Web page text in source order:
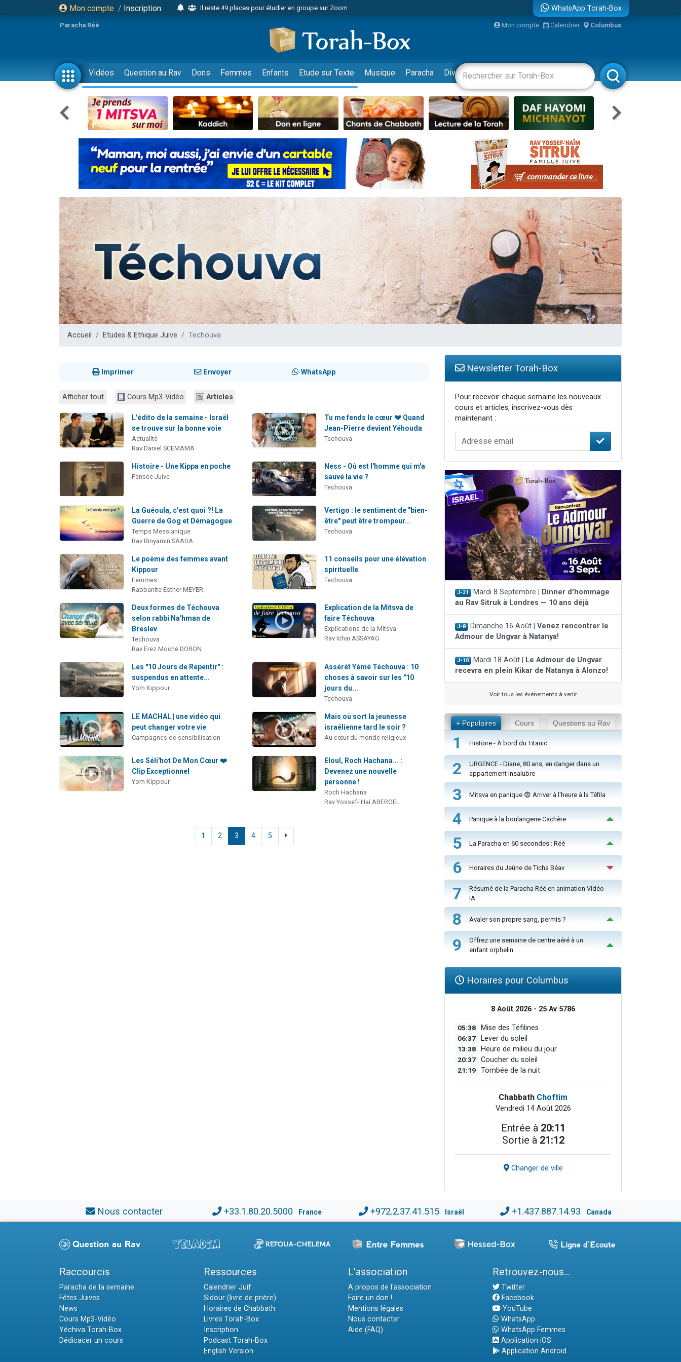
Mon compte / Inscription
Il reste 49 places pour étudier en groupe sur Zoom
2 personnes viennent de nous rejoindre sur WhatsApp
6 personnes viennent de nous rejoindre sur WhatsApp
4 personnes viennent de faire un don pour Reloger Rivka, 6 enfants, victime de violences...
2 personnes viennent de faire un don pour 1 Journée de Vacances Pour les Enfants
17 personnes viennent de demander une bénédiction
4 personnes viennent de nous rejoindre sur WhatsApp
Il reste 49 places pour étudier en groupe sur Zoom
Eva vient de donner son Maasser
4 personnes viennent de nous rejoindre sur WhatsApp
3 personnes viennent de nous rejoindre sur WhatsApp
Odaya vient de donner son Maasser
3 personnes viennent de faire un don pour 5 jours de vacances aux Orphelins
2 personnes viennent de nous rejoindre sur WhatsApp
13 personnes viennent de demander une bénédiction
30 personnes viennent de faire un don pour Sauvez la jambe de Yohan
Il reste 49 places pour étudier en groupe sur Zoom
12 nouvelles musiques dans Torah-Box Music
29 personnes viennent de demander une bénédiction
WhatsApp Torah-Box
Paracha Réé Mon compte Calendrier Columbus
Vidéos Question au Rav Dons Femmes Enfants Etude sur Texte Musique Paracha Divertissements Livres Rabbanim
Accueil Etudes & Ethique Juive Techouva
Imprimer Envoyer WhatsApp
Afficher tout Cours Mp3-Vidéo Articles
L'édito de la semaine - Israël
se trouve sur la bonne voie
Actualité
Rav Daniel SCEMAMA
Tu me fends le cœur 💔 Quand
Jean-Pierre devient Yéhouda
Techouva
Histoire - Une Kippa en poche
Pensée Juive
Ness - Où est l'homme qui m'a
sauvé la vie ?
Techouva
La Guéoula, c’est quoi ?! La
Guerre de Gog et Démagogue
Temps Messianique
Rav Binyamin SAADA
Vertigo : le sentiment de "bien-
être" peut être trompeur...
Techouva
Le poème des femmes avant
Kippour
Femmes
Rabbanite Esther MEYER
11 conseils pour une élévation
spirituelle
Techouva
Deux formes de Téchouva
selon rabbi Na'hman de
Breslev
Techouva
Rav Erez Moché DORON
Explication de la Mitsva de
faire Téchouva
Explications de la Mitsva
Rav Ichaï ASSAYAG
Les "10 Jours de Repentir" :
suspendus en attente...
Yom Kippour
Assérét Yémé Téchouva : 10
choses à savoir sur les "10
jours du...
Techouva
LE MACHAL | une vidéo qui
peut changer votre vie
Campagnes de sensibilisation
Mais où sort la jeunesse
israélienne tard le soir ?
Au cœur du monde religieux
Les Séli'hot De Mon Cœur ❤️
Clip Exceptionnel
Yom Kippour
Eloul, Roch Hachana... :
Devenez une nouvelle
personne !
Roch Hachana
Rav Yossef-'Haï ABERGEL
1 2 3 4 5
Newsletter Torah-Box
Pour recevoir chaque semaine les nouveaux
cours et articles, inscrivez-vous dès
maintenant :
J-31 Mardi 8 Septembre |
Dinner d'hommage
au Rav Sitruk à Londres — 10 ans déjà
J-8 Dimanche 16 Août | Venez rencontrer le
Admour de Ungvar à Natanya!
J-10 Mardi 18 Août |
Le Admour de Ungvar
recevra en plein Kikar de Natanya à Alonzo!
Voir tous les événements à venir
+ Populaires Cours Questions au Rav
1 Histoire - À bord du Titanic
2
URGENCE - Diane, 80 ans, en danger dans un
appartement insalubre
3 Mitsva en panique 😨 Arriver à l'heure à la Téfila
4 Panique à la boulangerie Cachère
5 La Paracha en 60 secondes : Réé
6 Horaires du Jeûne de Ticha Béav
7
Résumé de la Paracha Réé en animation Vidéo
IA
8 Avaler son propre sang, permis ?
9
Offrez une semaine de centre aéré à un
enfant orphelin
Horaires pour Columbus
8 Août 2026 - 25 Av 5786
05:38 Mise des Téfilines
06:37 Lever du soleil
13:38 Heure de milieu du jour
20:37 Coucher du soleil
21:19 Tombée de la nuit
Chabbath Choftim
Vendredi 14 Août 2026
Entrée à 20:11
Sortie à 21:12
Changer de ville
Nous contacter +33.1.80.20.5000 France +972.2.37.41.515 Israël +1.437.887.14.93 Canada
Raccourcis
Paracha de la semaine
Fêtes Juives
News
Cours Mp3-Vidéo
Yéchiva Torah-Box
Dédicacer un cours
Ressources
Calendrier Juif
Sidour (livre de prière)
Horaires de Chabbath
Livres Torah-Box
Inscription
Podcast Torah-Box
English Version
L'association
A propos de l'association
Faire un don !
Mentions légales
Nous contacter
Aide (FAQ)
Retrouvez-nous...
Twitter
Facebook
YouTube
WhatsApp
WhatsApp Femmes
Application iOS
Application Android